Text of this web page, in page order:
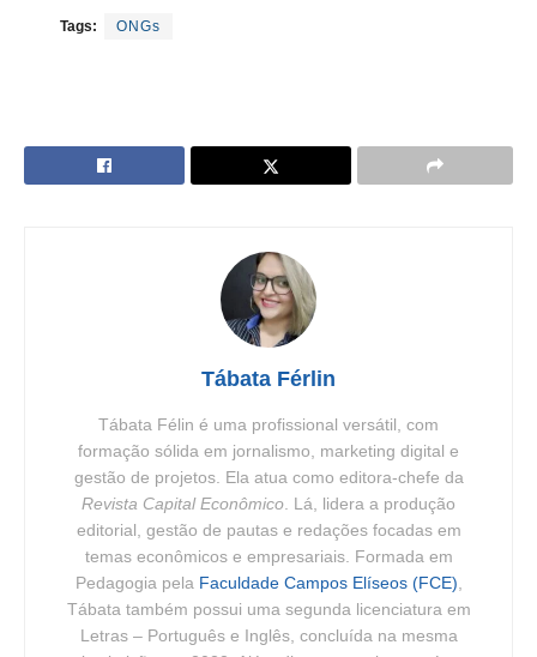
Tags: ONGs
Tábata Férlin
Tábata Félin é uma profissional versátil, com
formação sólida em jornalismo, marketing digital e
gestão de projetos. Ela atua como editora-chefe da
Revista Capital Econômico. Lá, lidera a produção
editorial, gestão de pautas e redações focadas em
temas econômicos e empresariais. Formada em
Pedagogia pela Faculdade Campos Elíseos (FCE),
Tábata também possui uma segunda licenciatura em
Letras – Português e Inglês, concluída na mesma